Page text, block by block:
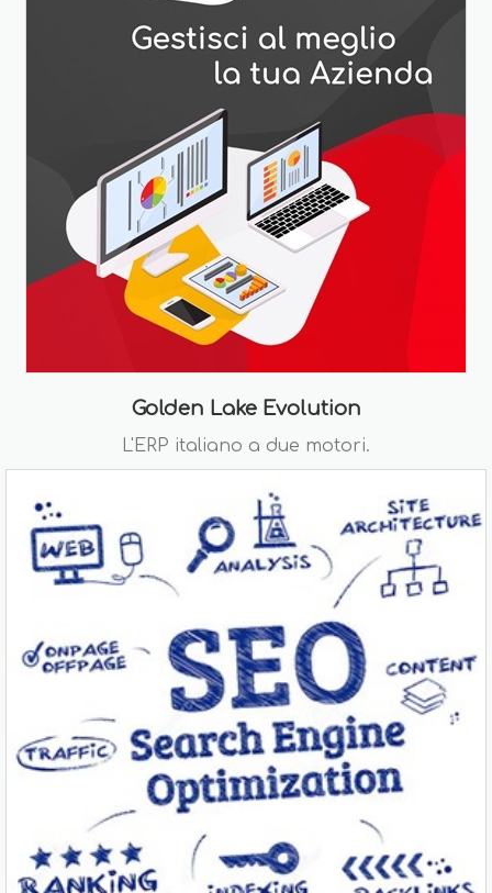
Golden Lake Evolution
L'ERP italiano a due motori.